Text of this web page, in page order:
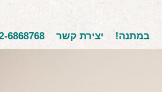
במתנה! יצירת קשר 6868768